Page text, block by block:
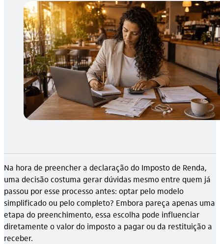
Na hora de preencher a declaração do Imposto de Renda,
uma decisão costuma gerar dúvidas mesmo entre quem já
passou por esse processo antes: optar pelo modelo
simplificado ou pelo completo? Embora pareça apenas uma
etapa do preenchimento, essa escolha pode influenciar
diretamente o valor do imposto a pagar ou da restituição a
receber.